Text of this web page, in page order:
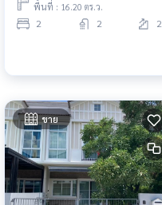
พื้นที่ : 16.20 ตร.ว.
2 2 2
ขาย